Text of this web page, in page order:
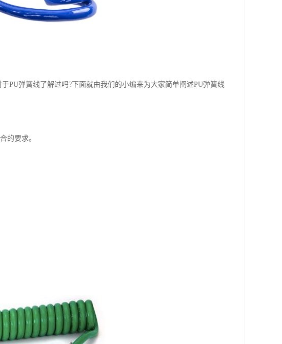
PU弹簧线了解过吗?下面就由我们的小编来为大家简单阐述PU弹簧线
的要求。